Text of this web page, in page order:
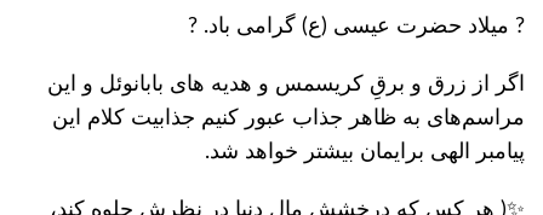
? میلاد حضرت عیسی (ع) گرامی باد. ?
اگر از زرق و برقِ کریسمس و هدیه های بابانوئل و این
مراسم‌های به ظاهر جذاب عبور کنیم جذابیت کلام این
پیامبر الهی برایمان بیشتر خواهد شد.
✨( هر کس که درخشش مال دنیا در نظرش جلوه کند،